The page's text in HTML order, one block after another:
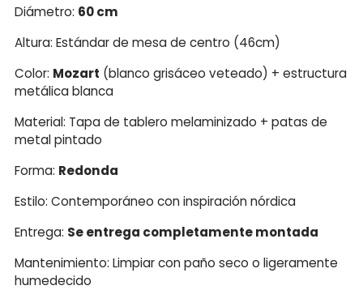
Diámetro: 60 cm
Altura: Estándar de mesa de centro (46cm)
Color: Mozart (blanco grisáceo veteado) + estructura
metálica blanca
Material: Tapa de tablero melaminizado + patas de
metal pintado
Forma: Redonda
Estilo: Contemporáneo con inspiración nórdica
Entrega: Se entrega completamente montada
Mantenimiento: Limpiar con paño seco o ligeramente
humedecido